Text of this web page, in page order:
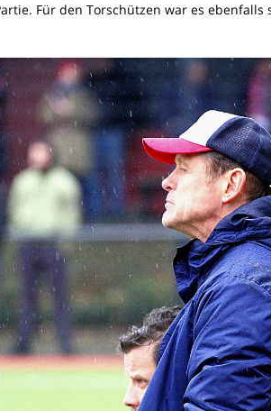
Für den Torschützen war es